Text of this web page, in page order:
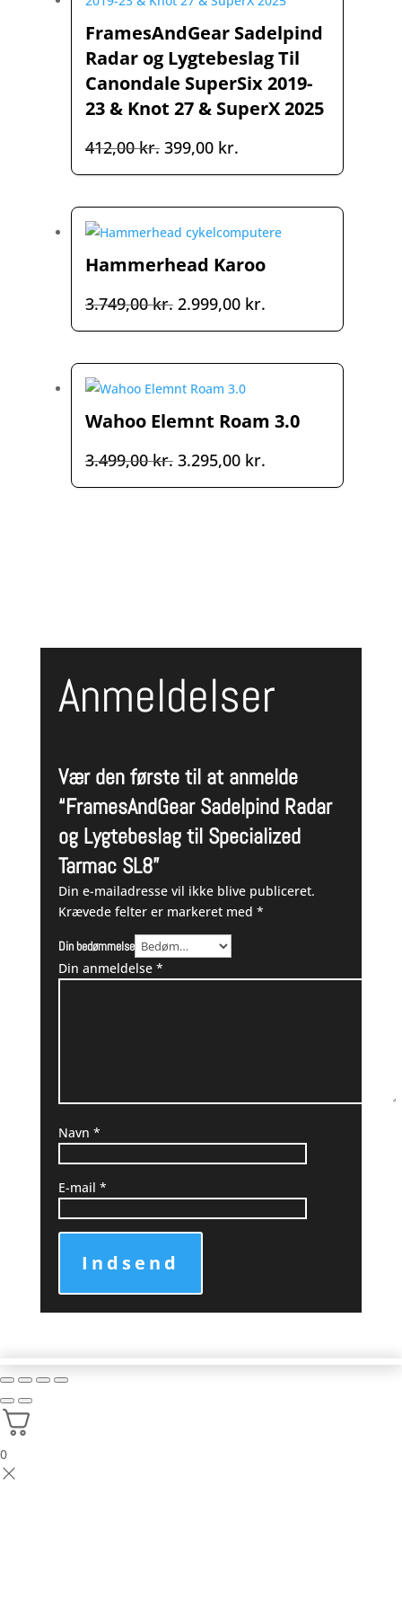
FramesAndGear Sadelpind
Radar og Lygtebeslag Til
Canondale SuperSix 2019-
23 & Knot 27 & SuperX 2025
412,00kr. Den
oprindelige
412,00 kr..
399,00 kr.Den
aktuelle
399,00 kr..
Hammerhead Karoo
3.749,00kr. Den
oprindelige
3.749,00 kr..
2.999,00 kr.Den
aktuelle
Wahoo Elemnt Roam 3.0
3.499,00kr. Den
oprindelige
3.295,00 kr.Den
aktuelle
Anmeldelser
Vær den første til at anmelde
“FramesAndGear Sadelpind Radar
og Lygtebeslag til Specialized
Tarmac SL8”
Din e-mailadresse vil ikke blive publiceret.
Krævede felter er markeret med *
Din bedømmelse
Din anmeldelse *
Navn *
E-mail *
Indsend
0